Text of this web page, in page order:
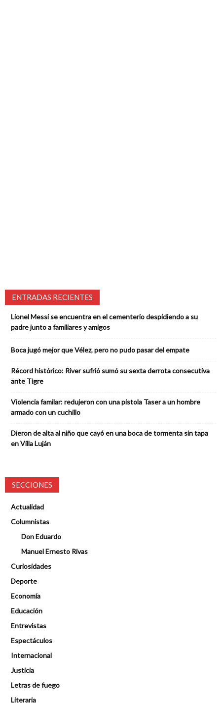
ENTRADAS RECIENTES
Lionel Messi se encuentra en el cementerio despidiendo a su
padre junto a familiares y amigos
Boca jugó mejor que Vélez, pero no pudo pasar del empate
Récord histórico: River sufrió sumó su sexta derrota consecutiva
ante Tigre
Violencia familar: redujeron con una pistola Taser a un hombre
armado con un cuchillo
Dieron de alta al niño que cayó en una boca de tormenta sin tapa
en Villa Luján
SECCIONES
Actualidad
Columnistas
Don Eduardo
Manuel Ernesto Rivas
Curiosidades
Deporte
Economía
Educación
Entrevistas
Espectáculos
Internacional
Justicia
Letras de fuego
Literaria